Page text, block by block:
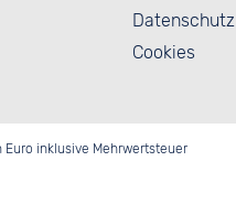
Datenschutz
Cookies
inklusive Mehrwertsteuer